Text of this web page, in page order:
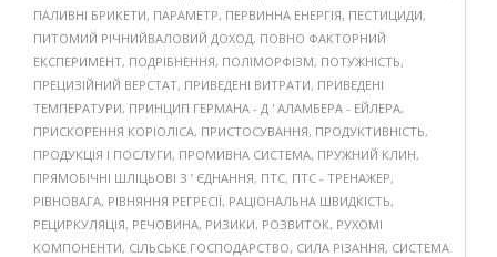
ПАЛИВНІ БРИКЕТИ, ПАРАМЕТР, ПЕРВИННА ЕНЕРГІЯ, ПЕСТИЦИДИ,
ПИТОМИЙ РІЧНИЙВАЛОВИЙ ДОХОД, ПОВНО ФАКТОРНИЙ
ЕКСПЕРИМЕНТ, ПОДРІБНЕННЯ, ПОЛІМОРФІЗМ, ПОТУЖНІСТЬ,
ПРЕЦИЗІЙНИЙ ВЕРСТАТ, ПРИВЕДЕНІ ВИТРАТИ, ПРИВЕДЕНІ
ТЕМПЕРАТУРИ, ПРИНЦИП ГЕРМАНА - Д ' АЛАМБЕРА - ЕЙЛЕРА,
ПРИСКОРЕННЯ КОРІОЛІСА, ПРИСТОСУВАННЯ, ПРОДУКТИВНІСТЬ,
ПРОДУКЦІЯ І ПОСЛУГИ, ПРОМИВНА СИСТЕМА, ПРУЖНИЙ КЛИН,
ПРЯМОБІЧНІ ШЛІЦЬОВІ З ’ ЄДНАННЯ, ПТС, ПТС - ТРЕНАЖЕР,
РІВНОВАГА, РІВНЯННЯ РЕГРЕСІЇ, РАЦІОНАЛЬНА ШВИДКІСТЬ,
РЕЦИРКУЛЯЦІЯ, РЕЧОВИНА, РИЗИКИ, РОЗВИТОК, РУХОМІ
КОМПОНЕНТИ, СІЛЬСЬКЕ ГОСПОДАРСТВО, СИЛА РІЗАННЯ, СИСТЕМА